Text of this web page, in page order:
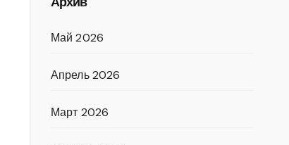
Май 2026
Апрель 2026
Март 2026